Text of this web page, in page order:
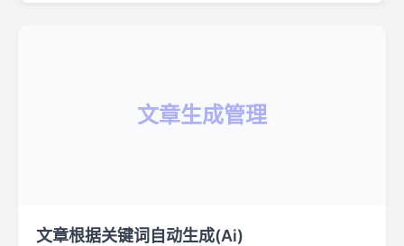
文章生成管理
文章根据关键词自动生成(Ai)